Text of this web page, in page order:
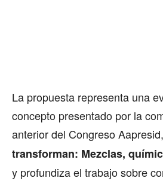
La propuesta representa una
concepto presentado por la
anterior del Congreso Aapresid,
transforman: Mezclas,
y profundiza el trabajo sobre